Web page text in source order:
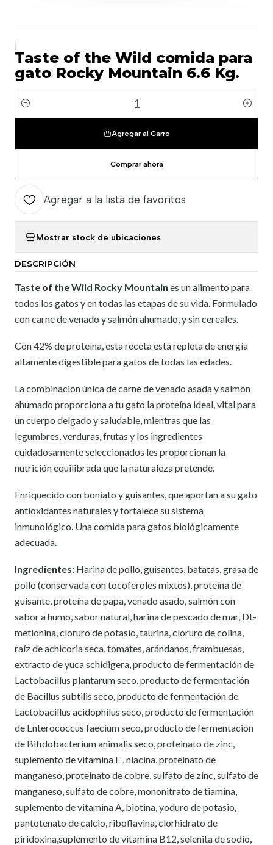
Taste of the Wild comida para
gato Rocky Mountain 6.6 Kg.
Cantidad
Agregar al Carro
Comprar ahora
Agregar a la lista de favoritos
Mostrar stock de ubicaciones
DESCRIPCIÓN
Taste of the Wild Rocky Mountain es un alimento para
todos los gatos y en todas las etapas de su vida. Formulado
con carne de venado y salmón ahumado, y sin cereales.
Con 42% de proteína, esta receta está repleta de energía
altamente digestible para gatos de todas las edades.
La combinación única de carne de venado asada y salmón
ahumado proporciona a tu gato la proteína ideal, vital para
un cuerpo delgado y saludable, mientras que las
legumbres, verduras, frutas y los ingredientes
cuidadosamente seleccionados les proporcionan la
nutrición equilibrada que la naturaleza pretende.
Enriquecido con boniato y guisantes, que aportan a su gato
antioxidantes naturales y fortalece su sistema
inmunológico. Una comida para gatos biológicamente
adecuada.
Ingredientes: Harina de pollo, guisantes, batatas, grasa de
pollo (conservada con tocoferoles mixtos), proteína de
guisante, proteína de papa, venado asado, salmón con
sabor a humo, sabor natural, harina de pescado de mar, DL-
metionina, cloruro de potasio, taurina, cloruro de colina,
raíz de achicoria seca, tomates, arándanos, frambuesas,
extracto de yuca schidigera, producto de fermentación de
Lactobacillus plantarum seco, producto de fermentación
de Bacillus subtilis seco, producto de fermentación de
Lactobacillus acidophilus seco, producto de fermentación
de Enterococcus faecium seco, producto de fermentación
de Bifidobacterium animalis seco, proteinato de zinc,
suplemento de vitamina E , niacina, proteinato de
manganeso, proteinato de cobre, sulfato de zinc, sulfato de
manganeso, sulfato de cobre, mononitrato de tiamina,
suplemento de vitamina A, biotina, yoduro de potasio,
pantotenato de calcio, riboflavina, clorhidrato de
piridoxina,suplemento de vitamina B12, selenita de sodio,